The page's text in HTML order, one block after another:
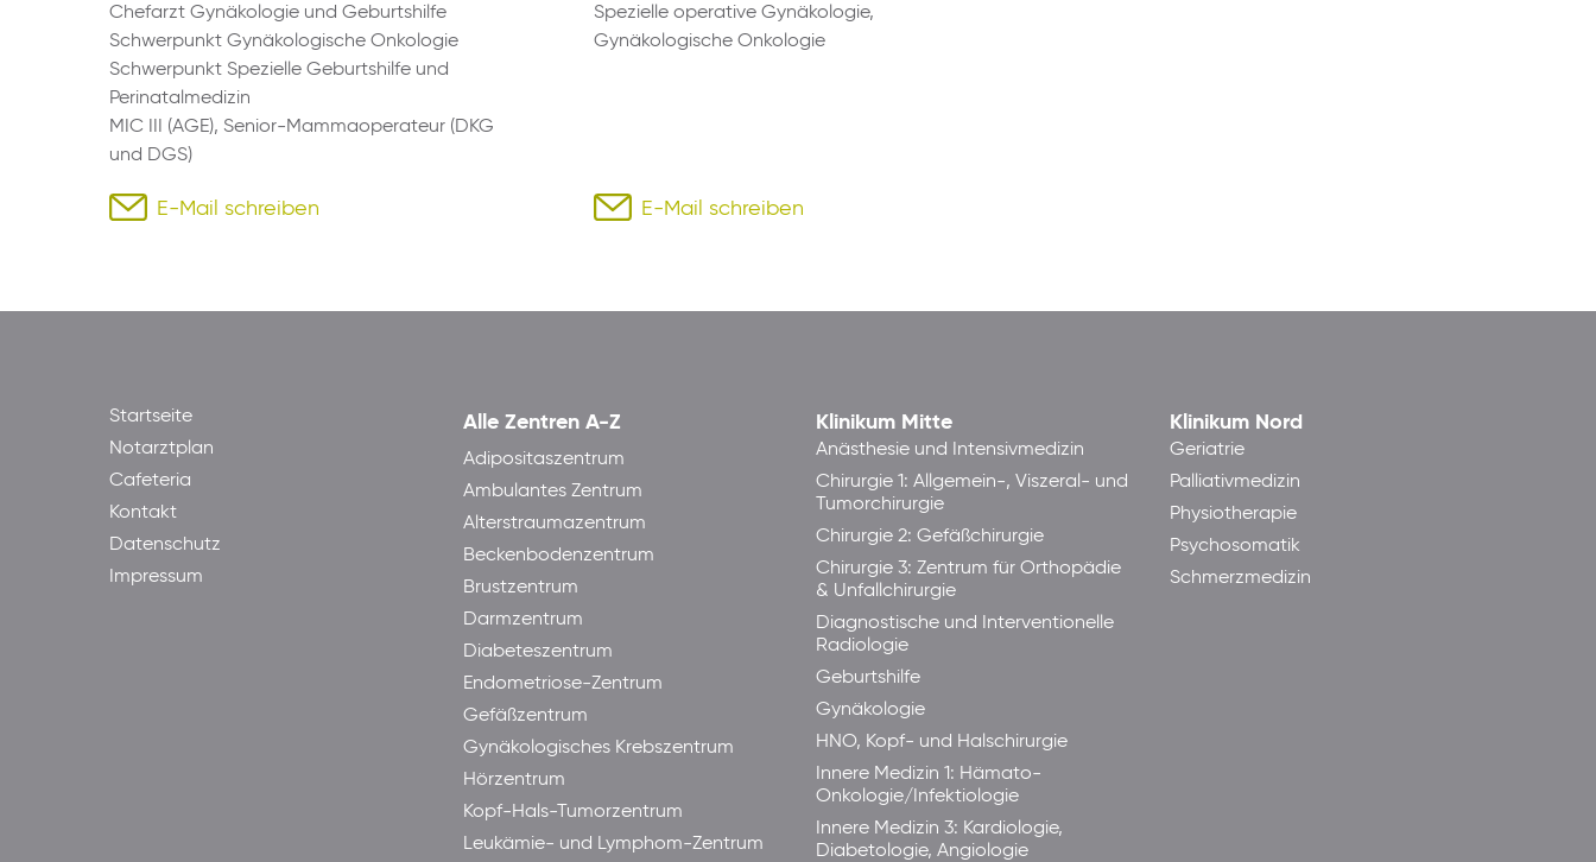
Chefarzt Gynäkologie und Geburtshilfe
Schwerpunkt Gynäkologische Onkologie
Schwerpunkt Spezielle Geburtshilfe und
Perinatalmedizin
MIC III (AGE), Senior-Mammaoperateur (DKG
und DGS)
E-Mail schreiben
Spezielle operative Gynäkologie,
Gynäkologische Onkologie
E-Mail schreiben
Startseite
Notarztplan
Cafeteria
Kontakt
Datenschutz
Impressum
Alle Zentren A-Z
Adipositaszentrum
Ambulantes Zentrum
Alterstraumazentrum
Beckenbodenzentrum
Brustzentrum
Darmzentrum
Diabeteszentrum
Endometriose-Zentrum
Gefäßzentrum
Gynäkologisches Krebszentrum
Hörzentrum
Kopf-Hals-Tumorzentrum
Leukämie- und Lymphom-Zentrum
Klinikum Mitte
Anästhesie und Intensivmedizin
Chirurgie 1: Allgemein-, Viszeral- und
Tumorchirurgie
Chirurgie 2: Gefäßchirurgie
Chirurgie 3: Zentrum für Orthopädie
& Unfallchirurgie
Diagnostische und Interventionelle
Radiologie
Geburtshilfe
Gynäkologie
HNO, Kopf- und Halschirurgie
Innere Medizin 1: Hämato-
Onkologie/Infektiologie
Innere Medizin 3: Kardiologie,
Diabetologie, Angiologie
Klinikum Nord
Geriatrie
Palliativmedizin
Physiotherapie
Psychosomatik
Schmerzmedizin